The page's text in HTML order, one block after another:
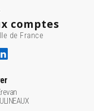
comptes
de France